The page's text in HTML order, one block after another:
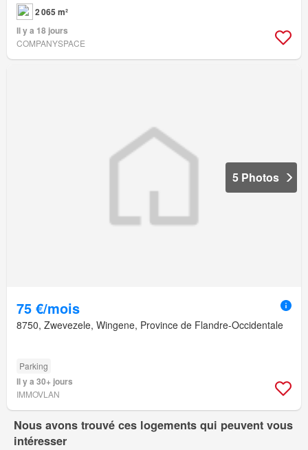
2 065 m²
Il y a 18 jours
COMPANYSPACE
5 Photos
75 €/mois
8750, Zwevezele, Wingene, Province de Flandre-Occidentale
Parking
Il y a 30+ jours
IMMOVLAN
Nous avons trouvé ces logements qui peuvent vous
intéresser